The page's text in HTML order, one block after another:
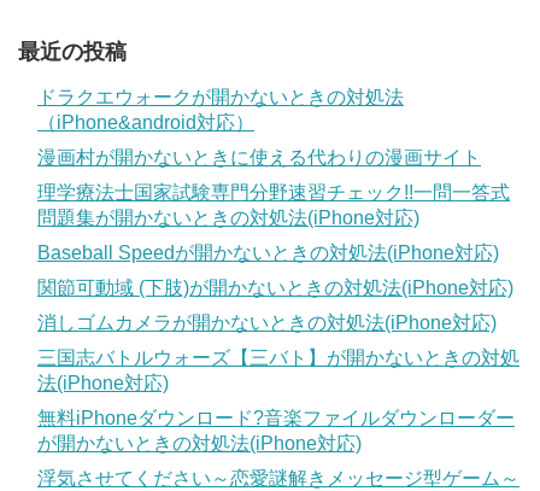
最近の投稿
ドラクエウォークが開かないときの対処法
（iPhone&android対応）
漫画村が開かないときに使える代わりの漫画サイト
理学療法士国家試験専門分野速習チェック!!一問一答式
問題集が開かないときの対処法(iPhone対応)
Baseball Speedが開かないときの対処法(iPhone対応)
関節可動域 (下肢)が開かないときの対処法(iPhone対応)
消しゴムカメラが開かないときの対処法(iPhone対応)
三国志バトルウォーズ【三バト】が開かないときの対処
法(iPhone対応)
無料iPhoneダウンロード?音楽ファイルダウンローダー
が開かないときの対処法(iPhone対応)
浮気させてください～恋愛謎解きメッセージ型ゲーム～